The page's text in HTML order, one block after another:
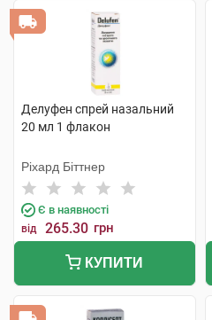
Делуфен спрей назальний
20 мл 1 флакон
Ріхард Біттнер
Є в наявності
від 265.30 грн
КУПИТИ